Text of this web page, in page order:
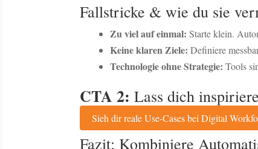
Fallstricke & wie du sie
Zu viel auf einmal: Starte klein.
Keine klaren Ziele: Definiere
Technologie ohne Strategie: Tools
CTA 2: Lass dich
Sieh dir reale Use-Cases bei Digital
Fazit: Kombiniere